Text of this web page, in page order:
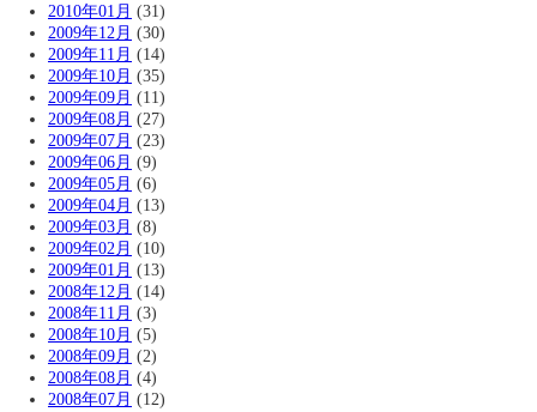
2010年01月 (31)
2009年12月 (30)
2009年11月 (14)
2009年10月 (35)
2009年09月 (11)
2009年08月 (27)
2009年07月 (23)
2009年06月 (9)
2009年05月 (6)
2009年04月 (13)
2009年03月 (8)
2009年02月 (10)
2009年01月 (13)
2008年12月 (14)
2008年11月 (3)
2008年10月 (5)
2008年09月 (2)
2008年08月 (4)
2008年07月 (12)